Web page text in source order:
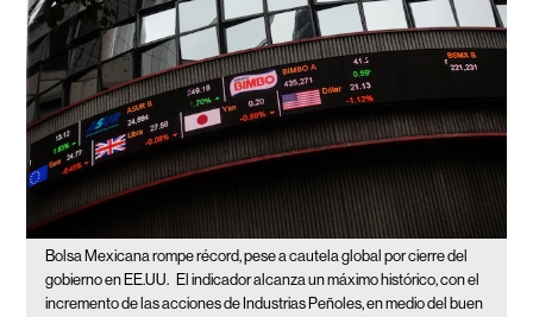
Bolsa Mexicana rompe récord, pese a cautela global por cierre del
gobierno en EE.UU. El indicador alcanza un máximo histórico, con el
incremento de las acciones de Industrias Peñoles, en medio del buen